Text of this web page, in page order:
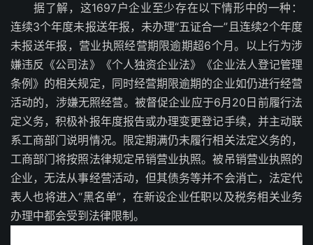
据了解，这1697户企业至少存在以下情形中的一种：
连续3个年度未报送年报，未办理“五证合一”且连续2个年度
未报送年报，营业执照经营期限逾期超6个月。以上行为涉
嫌违反《公司法》《个人独资企业法》《企业法人登记管理
条例》的相关规定，同时经营期限逾期的企业如仍进行经营
活动的，涉嫌无照经营。被督促企业应于6月20日前履行法
定义务，积极补报年度报告或办理变更登记手续，并主动联
系工商部门说明情况。限定期满仍未履行相关法定义务的，
工商部门将按照法律规定吊销营业执照。被吊销营业执照的
企业，无法从事经营活动，但其债务等并不会消亡，法定代
表人也将进入“黑名单”，在新设企业任职以及税务相关业务
办理中都会受到法律限制。